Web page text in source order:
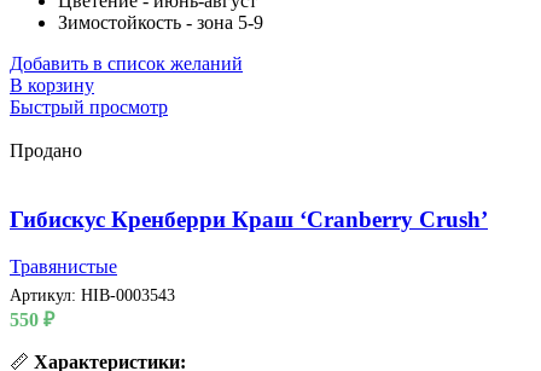
Зимостойкость - зона 5-9
Добавить в список желаний
В корзину
Быстрый просмотр
Продано
Гибискус Кренберри Краш ‘Cranberry Crush’
Травянистые
Артикул: HIB-0003543
550 ₽
📏 Характеристики: